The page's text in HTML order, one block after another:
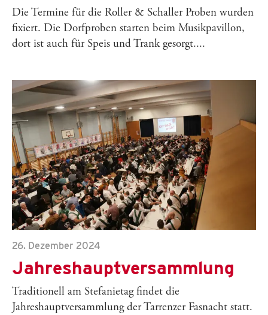
Die Termine für die Roller & Schaller Proben wurden
fixiert. Die Dorfproben starten beim Musikpavillon,
dort ist auch für Speis und Trank gesorgt....
26. Dezember 2024
Jahreshauptversammlung
Traditionell am Stefanietag findet die
Jahreshauptversammlung der Tarrenzer Fasnacht statt.